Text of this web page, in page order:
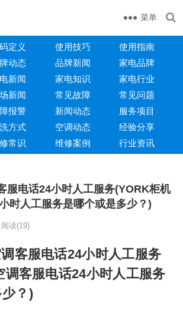
菜单
定义 使用技巧
使用指南
动态 品牌新闻
家电品牌
新闻 家电知识
家电行业
新闻 常见故障
常见问题
报警 新闻动态
服务项目
方式 空调动态
经验分享
常识 维修案例 行业资讯
服电话24小时人工服务(YORK柜机
时人工服务是哪个或是多少？)
阅读(19)
客服电话24小时人工服务
调客服电话24小时人工服务
？)